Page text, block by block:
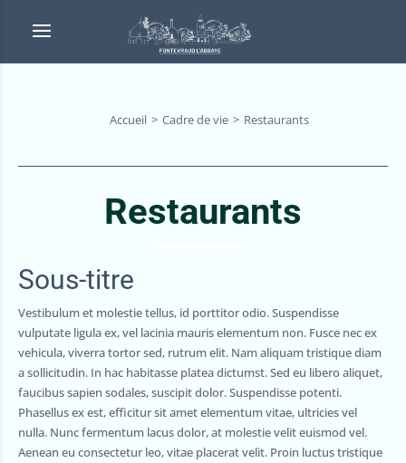
Accueil Cadre de vie Restaurants
Restaurants
Sous-titre
Vestibulum et molestie tellus, id porttitor odio. Suspendisse
vulputate ligula ex, vel lacinia mauris elementum non. Fusce nec ex
vehicula, viverra tortor sed, rutrum elit. Nam aliquam tristique diam
a sollicitudin. In hac habitasse platea dictumst. Sed eu libero aliquet,
faucibus sapien sodales, suscipit dolor. Suspendisse potenti.
Phasellus ex est, efficitur sit amet elementum vitae, ultricies vel
nulla. Nunc fermentum lacus dolor, at molestie velit euismod vel.
Aenean eu consectetur leo, vitae placerat velit. Proin luctus tristique